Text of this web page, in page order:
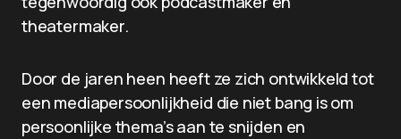
theatermaker.
Door de jaren heen heeft ze zich ontwikkeld tot
een mediapersoonlijkheid die niet bang is om
persoonlijke thema’s aan te snijden en